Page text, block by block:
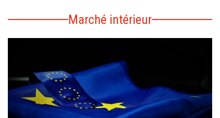
Marché intérieur